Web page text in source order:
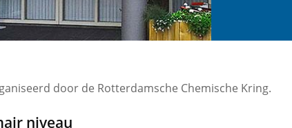
door de Rotterdamsche Chemische Kring.
niveau